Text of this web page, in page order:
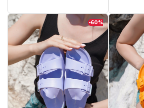
-60%